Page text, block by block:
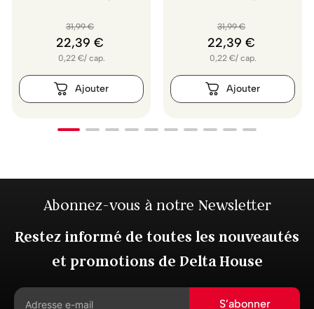
31,99 €
22,39 €
0,22 €/ cap.
31,99 €
22,39 €
0,22 €/ cap.
Abonnez-vous à notre Newsletter
Restez informé de toutes les nouveautés
et promotions de Delta House
S’abonner